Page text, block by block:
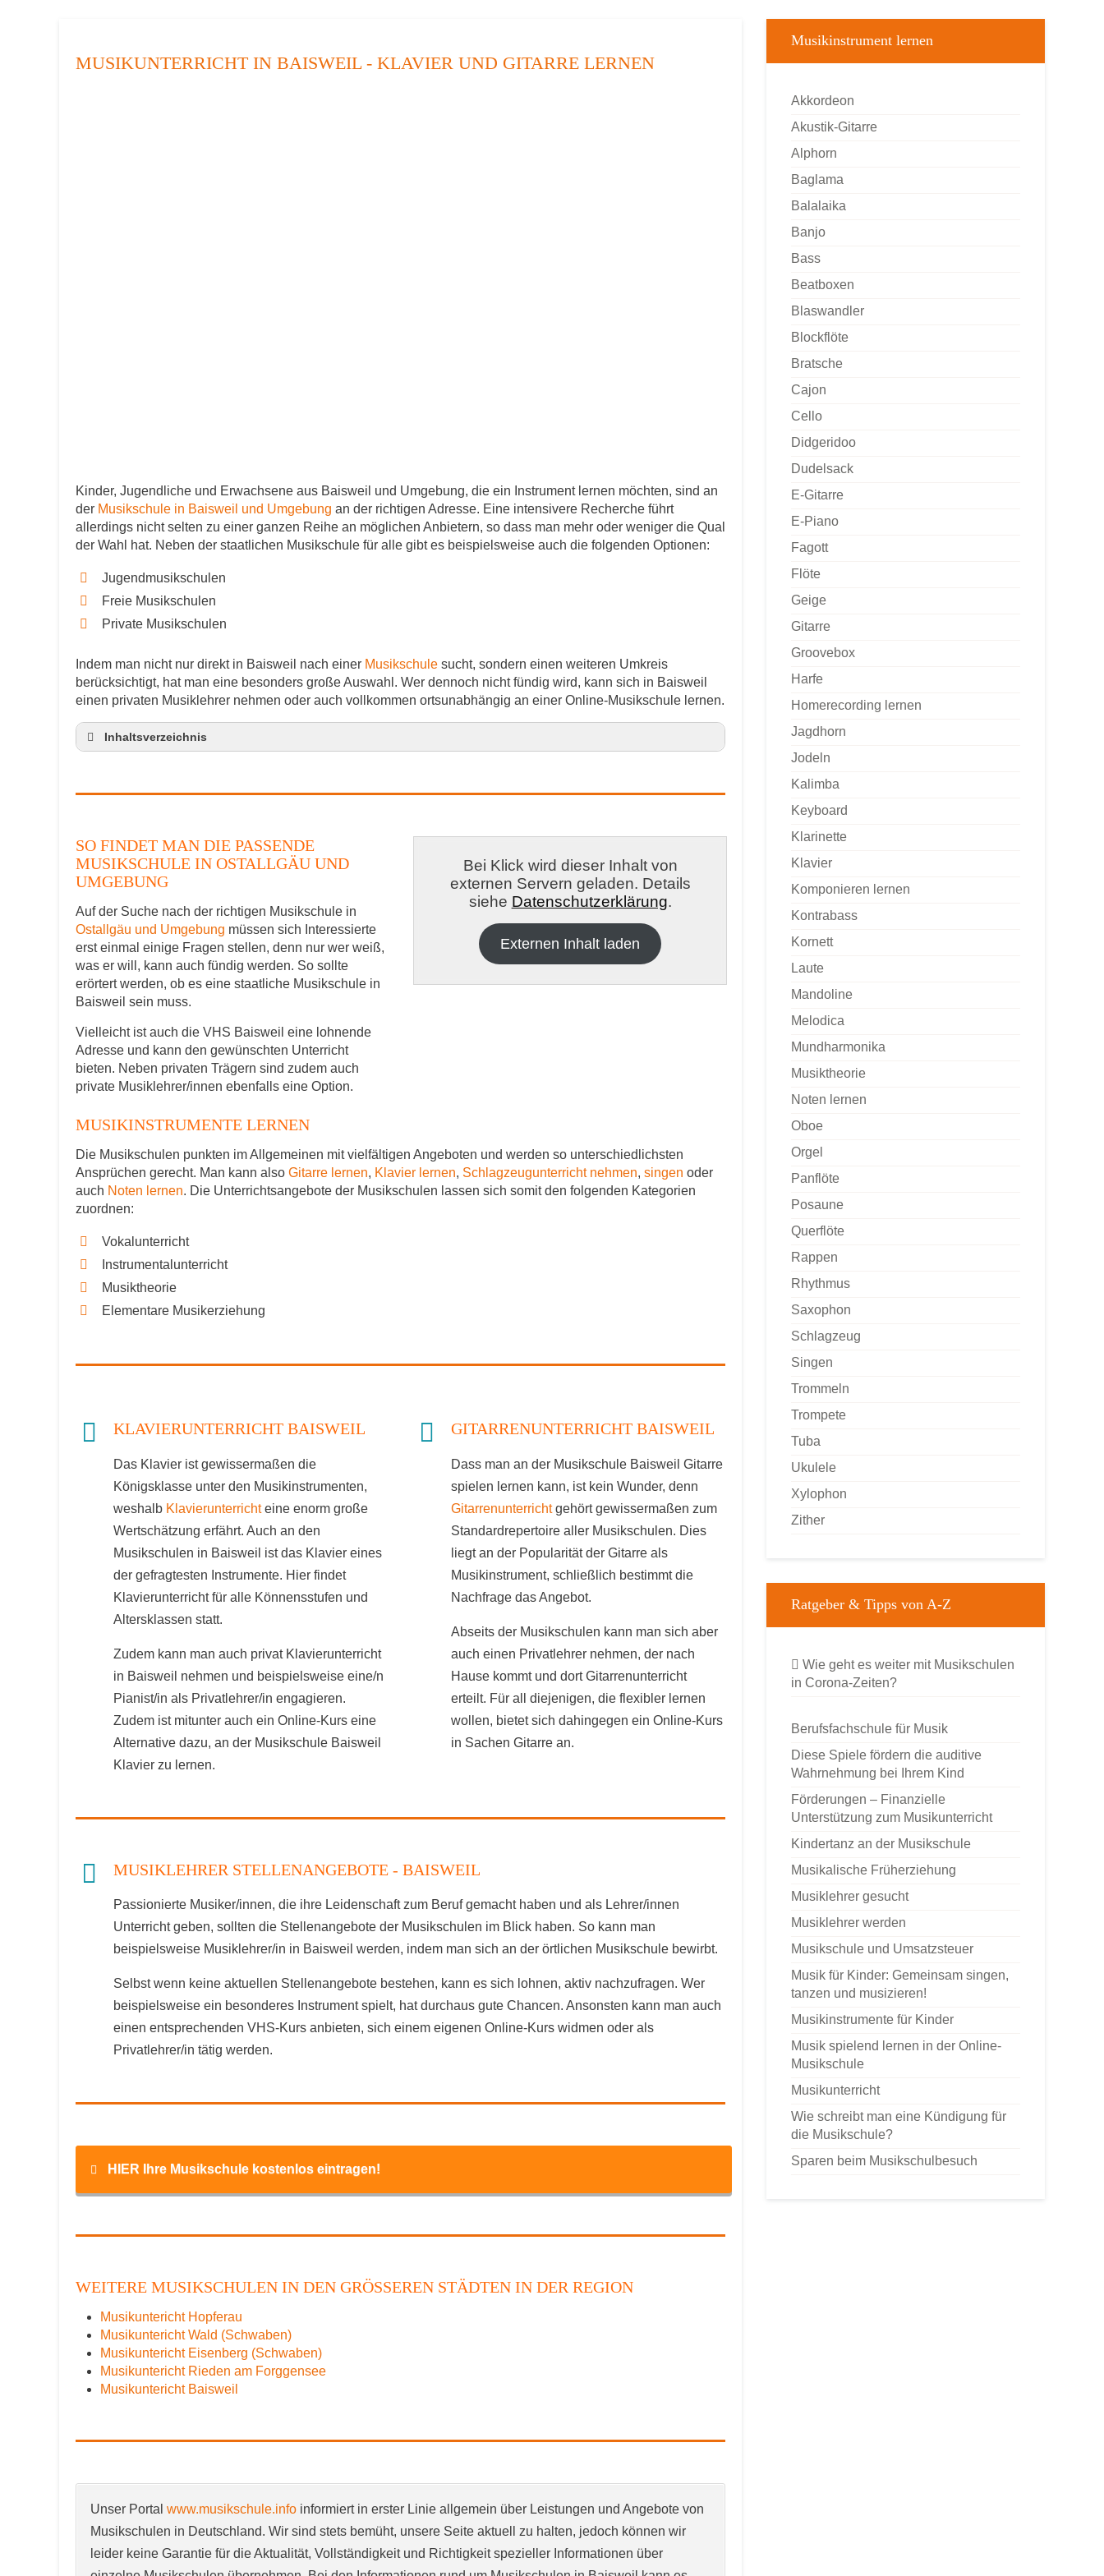
MUSIKUNTERRICHT IN BAISWEIL - KLAVIER UND GITARRE LERNEN
Kinder, Jugendliche und Erwachsene aus Baisweil und Umgebung, die ein Instrument lernen möchten, sind an
der Musikschule in Baisweil und Umgebung an der richtigen Adresse. Eine intensivere Recherche führt
allerdings nicht selten zu einer ganzen Reihe an möglichen Anbietern, so dass man mehr oder weniger die Qual
der Wahl hat. Neben der staatlichen Musikschule für alle gibt es beispielsweise auch die folgenden Optionen:
Jugendmusikschulen
Freie Musikschulen
Private Musikschulen
Indem man nicht nur direkt in Baisweil nach einer Musikschule sucht, sondern einen weiteren Umkreis
berücksichtigt, hat man eine besonders große Auswahl. Wer dennoch nicht fündig wird, kann sich in Baisweil
einen privaten Musiklehrer nehmen oder auch vollkommen ortsunabhängig an einer Online-Musikschule lernen.
Inhaltsverzeichnis
Musiklehrer Stellenangebote – Baisweil
SO FINDET MAN DIE PASSENDE
MUSIKSCHULE IN OSTALLGÄU UND
UMGEBUNG
Auf der Suche nach der richtigen Musikschule in
Ostallgäu und Umgebung müssen sich Interessierte
erst einmal einige Fragen stellen, denn nur wer weiß,
was er will, kann auch fündig werden. So sollte
erörtert werden, ob es eine staatliche Musikschule in
Baisweil sein muss.
Vielleicht ist auch die VHS Baisweil eine lohnende
Adresse und kann den gewünschten Unterricht
bieten. Neben privaten Trägern sind zudem auch
private Musiklehrer/innen ebenfalls eine Option.
Bei Klick wird dieser Inhalt von
externen Servern geladen. Details
siehe Datenschutzerklärung.
Externen Inhalt laden
MUSIKINSTRUMENTE LERNEN
Die Musikschulen punkten im Allgemeinen mit vielfältigen Angeboten und werden so unterschiedlichsten
Ansprüchen gerecht. Man kann also Gitarre lernen, Klavier lernen, Schlagzeugunterricht nehmen, singen oder
auch Noten lernen. Die Unterrichtsangebote der Musikschulen lassen sich somit den folgenden Kategorien
zuordnen:
Vokalunterricht
Instrumentalunterricht
Musiktheorie
Elementare Musikerziehung
KLAVIERUNTERRICHT BAISWEIL
Das Klavier ist gewissermaßen die
Königsklasse unter den Musikinstrumenten,
weshalb Klavierunterrichteine enorm große
Wertschätzung erfährt. Auch an den
Musikschulen in Baisweil ist das Klavier eines
der gefragtesten Instrumente. Hier findet
Klavierunterricht für alle Könnensstufen und
Altersklassen statt.
Zudem kann man auch privat Klavierunterricht
in Baisweil nehmen und beispielsweise eine/n
Pianist/in als Privatlehrer/in engagieren.
Zudem ist mitunter auch ein Online-Kurs eine
Alternative dazu, an der Musikschule Baisweil
Klavier zu lernen.
GITARRENUNTERRICHT BAISWEIL
Dass man an der Musikschule Baisweil Gitarre
spielen lernen kann, ist kein Wunder, denn
Gitarrenunterrichtgehört gewissermaßen zum
Standardrepertoire aller Musikschulen. Dies
liegt an der Popularität der Gitarre als
Musikinstrument, schließlich bestimmt die
Nachfrage das Angebot.
Abseits der Musikschulen kann man sich aber
auch einen Privatlehrer nehmen, der nach
Hause kommt und dort Gitarrenunterricht
erteilt. Für all diejenigen, die flexibler lernen
wollen, bietet sich dahingegen ein Online-Kurs
in Sachen Gitarre an.
MUSIKLEHRER STELLENANGEBOTE - BAISWEIL
Passionierte Musiker/innen, die ihre Leidenschaft zum Beruf gemacht haben und als Lehrer/innen
Unterricht geben, sollten die Stellenangebote der Musikschulen im Blick haben. So kann man
beispielsweise Musiklehrer/in in Baisweil werden, indem man sich an der örtlichen Musikschule bewirbt.
Selbst wenn keine aktuellen Stellenangebote bestehen, kann es sich lohnen, aktiv nachzufragen. Wer
beispielsweise ein besonderes Instrument spielt, hat durchaus gute Chancen. Ansonsten kann man auch
einen entsprechenden VHS-Kurs anbieten, sich einem eigenen Online-Kurs widmen oder als
Privatlehrer/in tätig werden.
HIER Ihre Musikschule kostenlos eintragen!
E-Mail *
Anschrift*
WEITERE MUSIKSCHULEN IN DEN GRÖSSEREN STÄDTEN IN DER REGION
Musikuntericht Hopferau
Musikuntericht Wald (Schwaben)
Musikuntericht Eisenberg (Schwaben)
Musikuntericht Rieden am Forggensee
Musikuntericht Baisweil
Unser Portal www.musikschule.info informiert in erster Linie allgemein über Leistungen und Angebote von
Musikschulen in Deutschland. Wir sind stets bemüht, unsere Seite aktuell zu halten, jedoch können wir
leider keine Garantie für die Aktualität, Vollständigkeit und Richtigkeit spezieller Informationen über
Musikinstrument lernen
Akkordeon
Akustik-Gitarre
Alphorn
Baglama
Balalaika
Banjo
Bass
Beatboxen
Blaswandler
Blockflöte
Bratsche
Cajon
Cello
Didgeridoo
Dudelsack
E-Gitarre
E-Piano
Fagott
Flöte
Geige
Gitarre
Groovebox
Harfe
Homerecording lernen
Jagdhorn
Jodeln
Kalimba
Keyboard
Klarinette
Klavier
Komponieren lernen
Kontrabass
Kornett
Laute
Mandoline
Melodica
Mundharmonika
Musiktheorie
Noten lernen
Oboe
Orgel
Panflöte
Posaune
Querflöte
Rappen
Rhythmus
Saxophon
Schlagzeug
Singen
Trommeln
Trompete
Tuba
Ukulele
Xylophon
Zither
Ratgeber & Tipps von A-Z
Wie geht es weiter mit Musikschulen
in Corona-Zeiten?
Berufsfachschule für Musik
Diese Spiele fördern die auditive
Wahrnehmung bei Ihrem Kind
Förderungen – Finanzielle
Unterstützung zum Musikunterricht
Kindertanz an der Musikschule
Musikalische Früherziehung
Musiklehrer gesucht
Musiklehrer werden
Musikschule und Umsatzsteuer
Musik für Kinder: Gemeinsam singen,
tanzen und musizieren!
Musikinstrumente für Kinder
Musik spielend lernen in der Online-
Musikschule
Musikunterricht
Wie schreibt man eine Kündigung für
die Musikschule?
Sparen beim Musikschulbesuch